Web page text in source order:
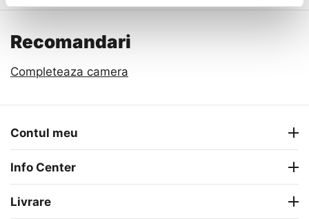
Recomandari
Completeaza camera
Contul meu
Info Center
Livrare